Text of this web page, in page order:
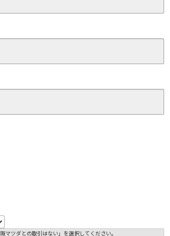
マツダとの取引はない」を選択してください。